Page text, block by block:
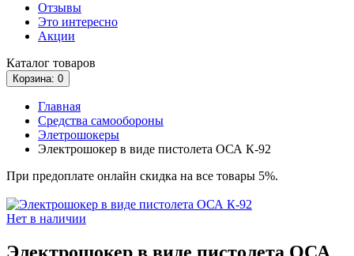
Отзывы
Это интересно
Акции
Каталог товаров
Корзина: 0
Главная
Средства самообороны
Элетрошокеры
Электрошокер в виде пистолета ОСА К-92
При предоплате онлайн скидка на все товары 5%.
Нет в наличии